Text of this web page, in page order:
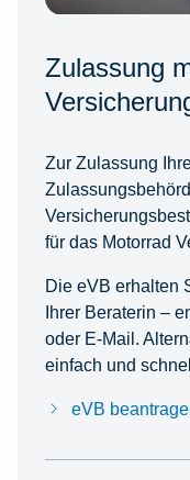
Zulassung
Zur Zulassung
für das Motorrad
Die eVB erhalten
Ihrer Beraterin –
oder E-Mail.
einfach und
eVB